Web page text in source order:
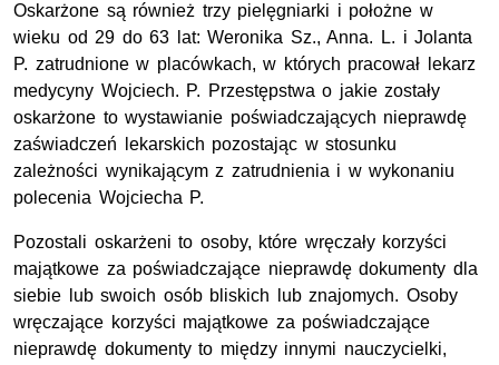
Oskarżone są również trzy pielęgniarki i położne w
wieku od 29 do 63 lat: Weronika Sz., Anna. L. i Jolanta
P. zatrudnione w placówkach, w których pracował lekarz
medycyny Wojciech. P. Przestępstwa o jakie zostały
oskarżone to wystawianie poświadczających nieprawdę
zaświadczeń lekarskich pozostając w stosunku
zależności wynikającym z zatrudnienia i w wykonaniu
polecenia Wojciecha P.
Pozostali oskarżeni to osoby, które wręczały korzyści
majątkowe za poświadczające nieprawdę dokumenty dla
siebie lub swoich osób bliskich lub znajomych. Osoby
wręczające korzyści majątkowe za poświadczające
nieprawdę dokumenty to między innymi nauczycielki,